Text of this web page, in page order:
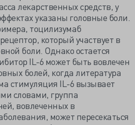
лекарственных средств, у
указаны головные боли.
тоцилизумаб
который участвует в
боли. Однако остается
IL-6 может быть вовлечен
болей, когда литература
стимуляция IL-6 вызывает
словами, группа
вовлеченных в
может пересекаться